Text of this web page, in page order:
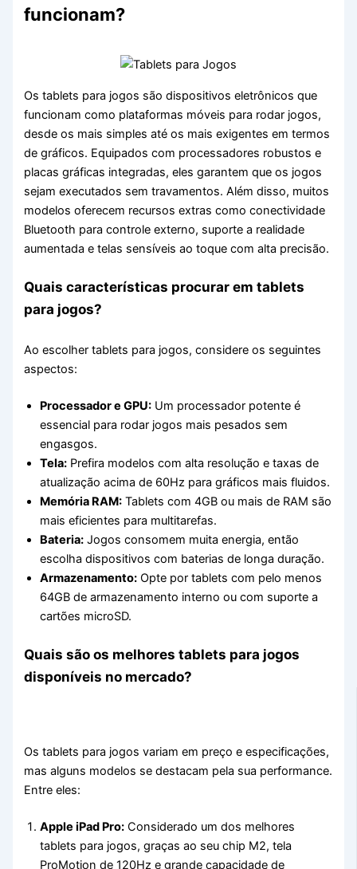
funcionam?
Os tablets para jogos são dispositivos eletrônicos que
funcionam como plataformas móveis para rodar jogos,
desde os mais simples até os mais exigentes em termos
de gráficos. Equipados com processadores robustos e
placas gráficas integradas, eles garantem que os jogos
sejam executados sem travamentos. Além disso, muitos
modelos oferecem recursos extras como conectividade
Bluetooth para controle externo, suporte a realidade
aumentada e telas sensíveis ao toque com alta precisão.
Quais características procurar em tablets
para jogos?
Ao escolher tablets para jogos, considere os seguintes
aspectos:
Processador e GPU: Um processador potente é
essencial para rodar jogos mais pesados sem
engasgos.
Tela: Prefira modelos com alta resolução e taxas de
atualização acima de 60Hz para gráficos mais fluidos.
Memória RAM: Tablets com 4GB ou mais de RAM são
mais eficientes para multitarefas.
Bateria: Jogos consomem muita energia, então
escolha dispositivos com baterias de longa duração.
Armazenamento: Opte por tablets com pelo menos
64GB de armazenamento interno ou com suporte a
cartões microSD.
Quais são os melhores tablets para jogos
disponíveis no mercado?
Os tablets para jogos variam em preço e especificações,
mas alguns modelos se destacam pela sua performance.
Entre eles:
Apple iPad Pro: Considerado um dos melhores
tablets para jogos, graças ao seu chip M2, tela
ProMotion de 120Hz e grande capacidade de